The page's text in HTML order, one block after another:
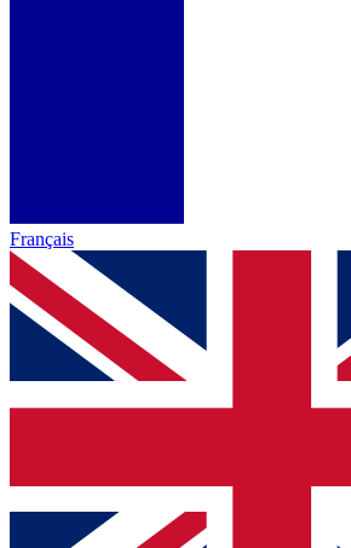
Français